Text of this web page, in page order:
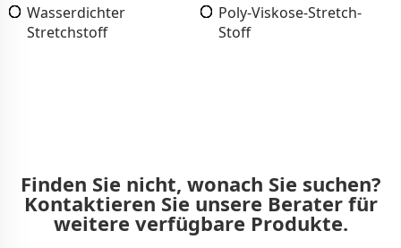
Wasserdichter
Stretchstoff
Poly-Viskose-Stretch-
Stoff
Finden Sie nicht, wonach Sie suchen?
Kontaktieren Sie unsere Berater für
weitere verfügbare Produkte.